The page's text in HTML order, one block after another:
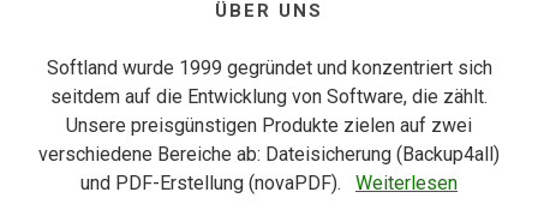
ÜBER UNS
Softland wurde 1999 gegründet und konzentriert sich
seitdem auf die Entwicklung von Software, die zählt.
Unsere preisgünstigen Produkte zielen auf zwei
verschiedene Bereiche ab: Dateisicherung (Backup4all)
und PDF-Erstellung (novaPDF).
Weiterlesen